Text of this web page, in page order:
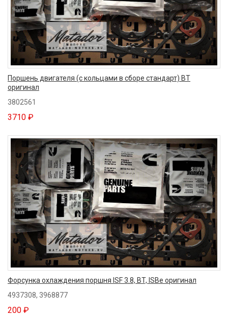
Поршень двигателя (с кольцами в сборе стандарт) BT
оригинал
3802561
3710 ₽
Форсунка охлаждения поршня ISF 3.8, BT, ISBe оригинал
4937308, 3968877
200 ₽